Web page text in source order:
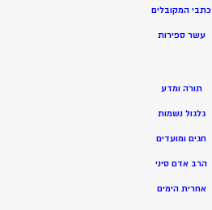
כתבי המקובלים
עשר ספירות
תורה ומדע
גלגול נשמות
חגים ומועדים
הרב אדם סיני
אחרית הימים